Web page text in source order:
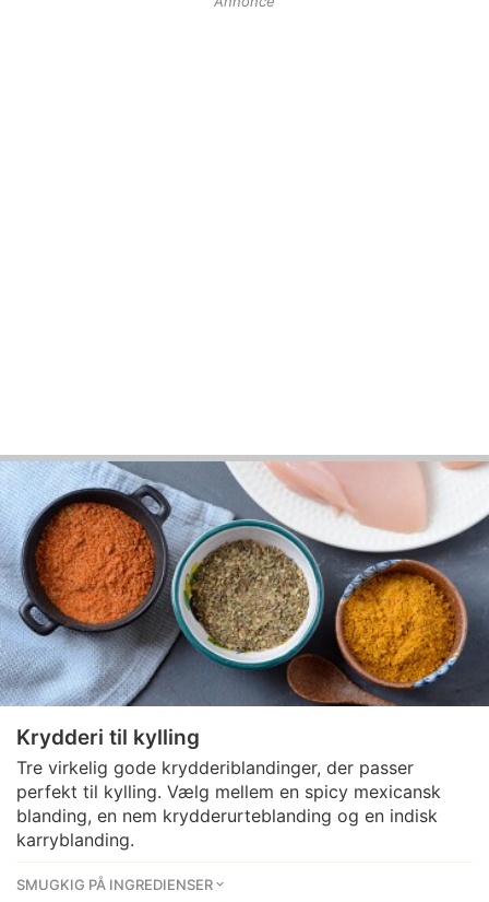
Krydderi til kylling
Tre virkelig gode krydderiblandinger, der passer
perfekt til kylling. Vælg mellem en spicy mexicansk
blanding, en nem krydderurteblanding og en indisk
karryblanding.
SMUGKIG PÅ INGREDIENSER